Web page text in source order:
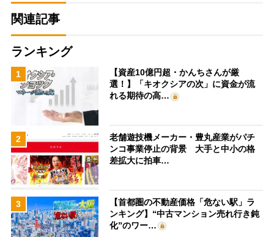
関連記事
ランキング
1
【資産10億円超・かんちさんが厳
選！】「キオクシアの次」に資金が流
れる期待の高…
2
老舗遊技機メーカー・豊丸産業がパチ
ンコ事業停止の背景 大手と中小の格
差拡大に拍車…
3
【首都圏の不動産価格「危ない駅」ラ
ンキング】“中古マンション売れ行き鈍
化”のワー…